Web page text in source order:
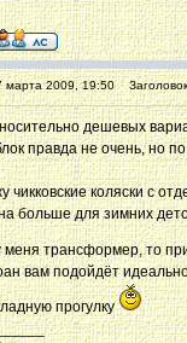
марта 2009, 19:50
дешевых
правда не очень, но
чикковские коляски с
больше для зимних
меня трансформер, то
вам подойдёт
прогулку